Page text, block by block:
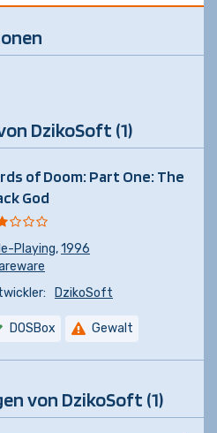
DzikoSoft (1)
of Doom: Part One: The
God
Playing,1996
DzikoSoft
DOSBox Gewalt
von DzikoSoft (1)